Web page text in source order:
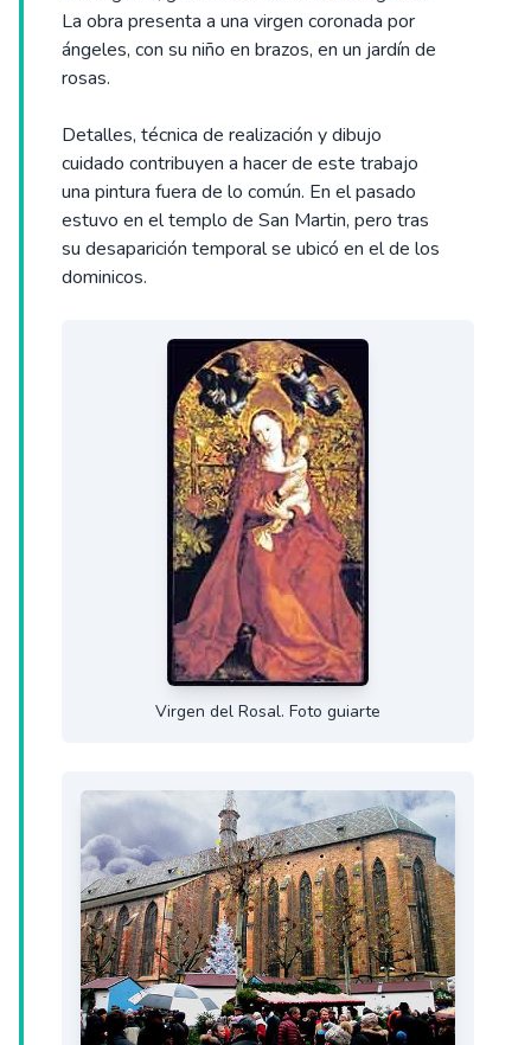
La obra presenta a una virgen coronada por
ángeles, con su niño en brazos, en un jardín de
rosas.
Detalles, técnica de realización y dibujo
cuidado contribuyen a hacer de este trabajo
una pintura fuera de lo común. En el pasado
estuvo en el templo de San Martin, pero tras
su desaparición temporal se ubicó en el de los
dominicos.
Virgen del Rosal. Foto guiarte